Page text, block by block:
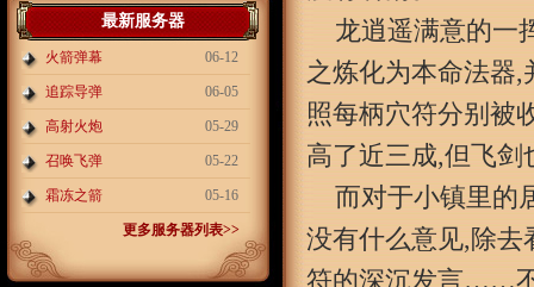
最新服务器
06-12
火箭弹幕
06-05
追踪导弹
05-29
高射火炮
05-22
召唤飞弹
05-16
霜冻之箭
更多服务器列表>>
龙逍遥满意的一
之炼化为本命法器
照每柄穴符分别被
高了近三成,但飞
而对于小镇里的
没有什么意见,除去
符的深沉发言……不